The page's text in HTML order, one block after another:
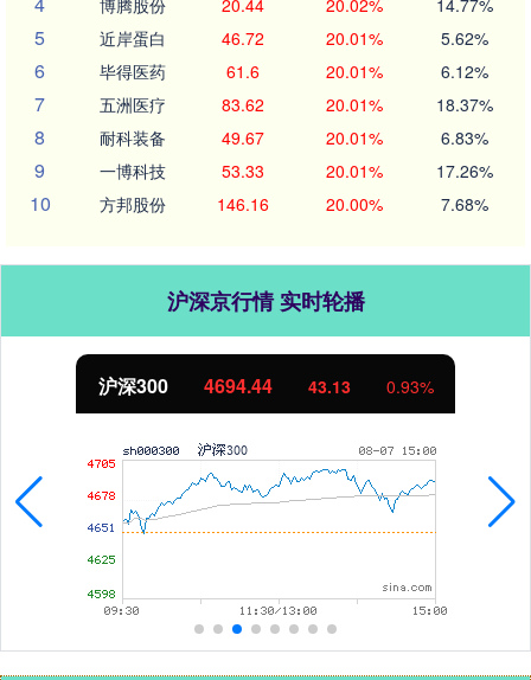
博腾股份 20.44 20.02% 14.77%
5 近岸蛋白 46.72 20.01% 5.62%
6 毕得医药 61.6 20.01% 6.12%
7 五洲医疗 83.62 20.01% 18.37%
8 耐科装备 49.67 20.01% 6.83%
9 一博科技 53.33 20.01% 17.26%
10 方邦股份 146.16 20.00% 7.68%
沪深京行情 实时轮播
北证50 1134.24 11.37 1.01%